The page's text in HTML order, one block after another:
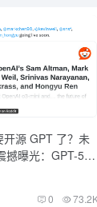
源 GPT 了？未
撼曝光：GPT-5、
策略全方位解
0